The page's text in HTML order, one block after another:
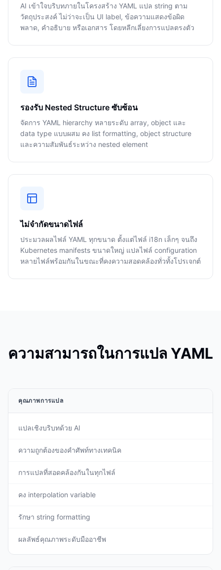
AI เข้าใจบริบทภายในโครงสร้าง YAML แปล string ตาม
วัตถุประสงค์ ไม่ว่าจะเป็น UI label, ข้อความแสดงข้อผิด
พลาด, คำอธิบาย หรือเอกสาร โดยหลีกเลี่ยงการแปลตรงตัว
รองรับ Nested Structure ซับซ้อน
จัดการ YAML hierarchy หลายระดับ array, object และ
data type แบบผสม คง list formatting, object structure
และความสัมพันธ์ระหว่าง nested element
ไม่จำกัดขนาดไฟล์
ประมวลผลไฟล์ YAML ทุกขนาด ตั้งแต่ไฟล์ i18n เล็กๆ จนถึง
Kubernetes manifests ขนาดใหญ่ แปลไฟล์ configuration
หลายไฟล์พร้อมกันในขณะที่คงความสอดคล้องทั่วทั้งโปรเจกต์
ความสามารถในการแปล YAML
คุณภาพการแปล
แปลเชิงบริบทด้วย AI
ความถูกต้องของคำศัพท์ทางเทคนิค
การแปลที่สอดคล้องกันในทุกไฟล์
คง interpolation variable
รักษา string formatting
ผลลัพธ์คุณภาพระดับมืออาชีพ